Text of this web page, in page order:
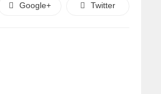
Google+ Twitter